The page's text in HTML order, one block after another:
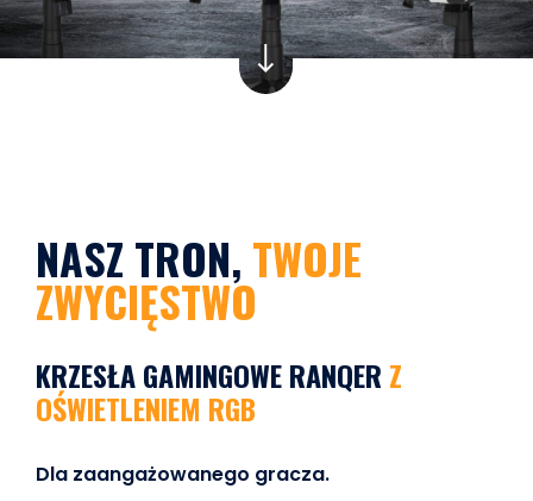
NASZ TRON, TWOJE
ZWYCIĘSTWO
KRZESŁA GAMINGOWE RANQER Z
OŚWIETLENIEM RGB
Dla zaangażowanego gracza.